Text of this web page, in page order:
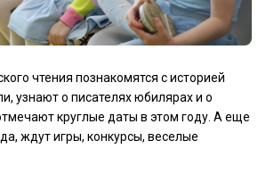
чтения познакомятся с историей
узнают о писателях юбилярах и о
круглые даты в этом году. А еще
ждут игры, конкурсы, веселые